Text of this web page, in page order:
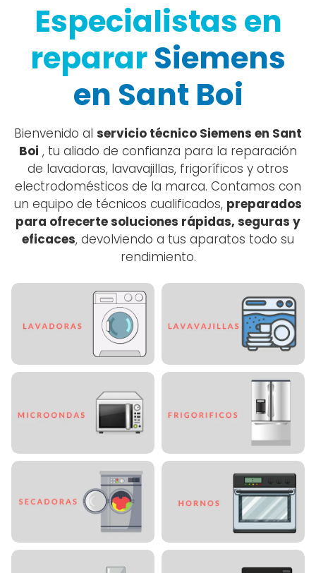
Especialistas en
repararSiemens
en Sant Boi
Bienvenido al servicio técnico Siemens en Sant
Boi , tu aliado de confianza para la reparación
de lavadoras, lavavajillas, frigoríficos y otros
electrodomésticos de la marca. Contamos con
un equipo de técnicos cualificados, preparados
para ofrecerte soluciones rápidas, seguras y
eficaces, devolviendo a tus aparatos todo su
rendimiento.